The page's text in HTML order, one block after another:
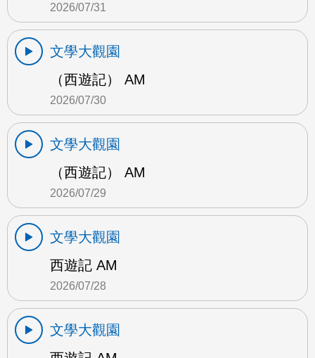
2026/07/31
文學大觀園
（西遊記） AM
2026/07/30
文學大觀園
（西遊記） AM
2026/07/29
文學大觀園
西遊記 AM
2026/07/28
文學大觀園